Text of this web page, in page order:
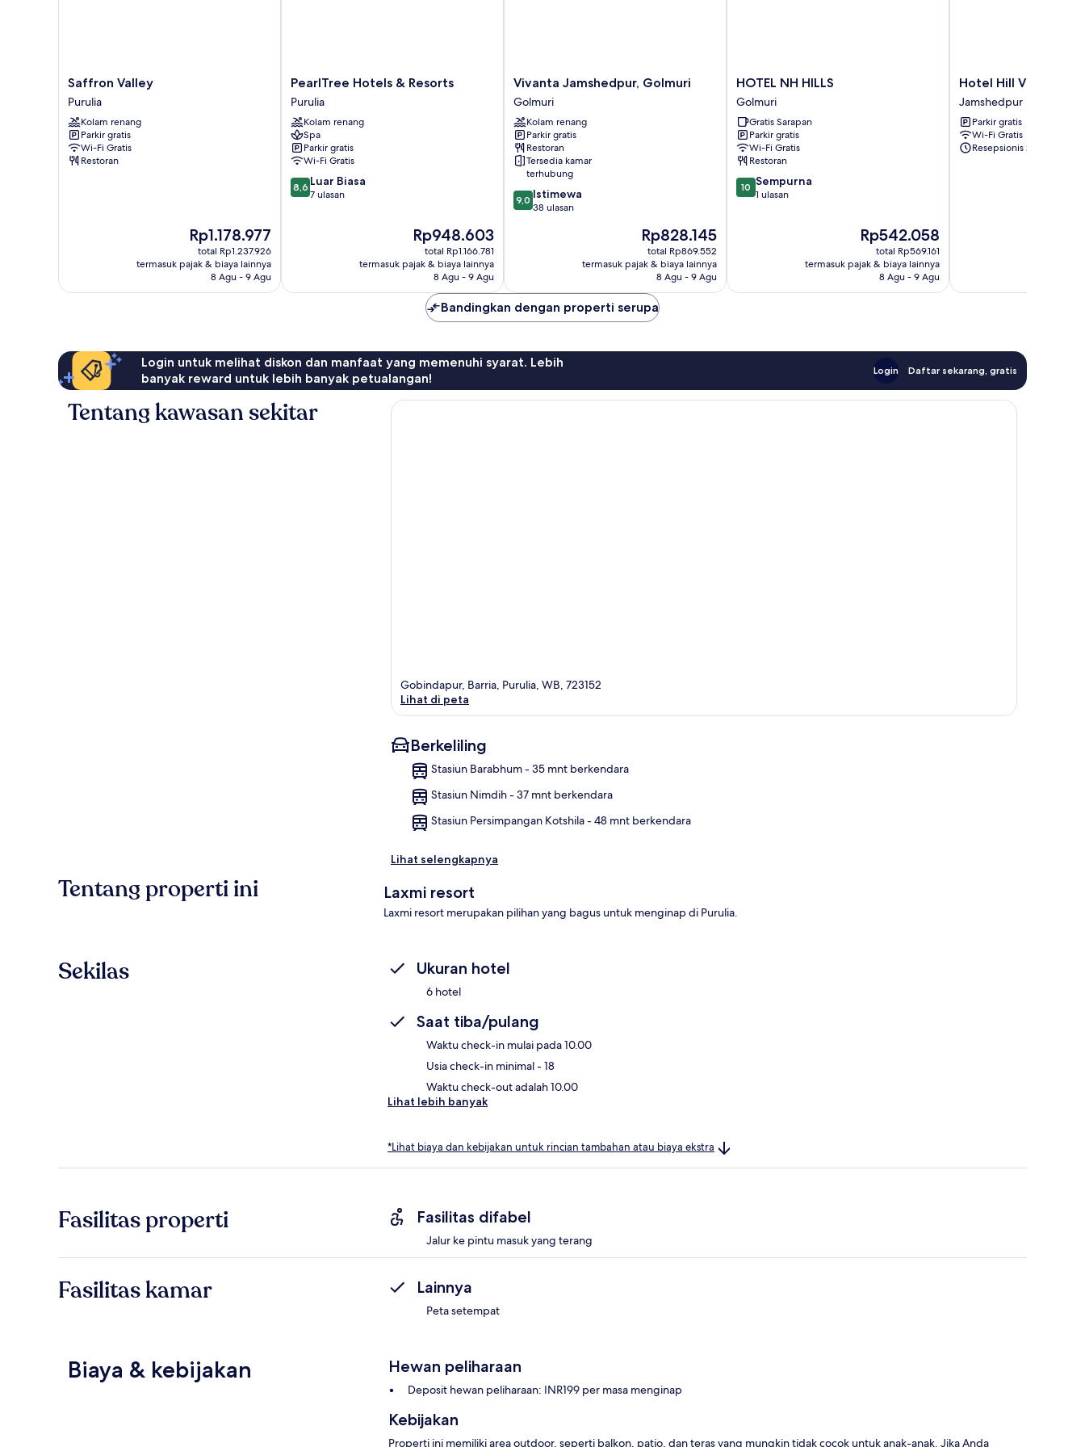
Saffron
Valley
Purulia
Saffron Valley
Purulia
Kolam renang
Parkir gratis
Wi-Fi Gratis
Restoran
Harga
sekarang
Rp1.178.977
Rp1.178.977
total Rp1.237.926
termasuk pajak & biaya lainnya
8 Agu - 9 Agu
PearlTree
Hotels
&
Resorts
Purulia
PearlTree Hotels & Resorts
Purulia
Kolam renang
Spa
Parkir gratis
Wi-Fi Gratis
8.6
dari
8,6 Luar Biasa
7 ulasan
Harga
sekarang
Rp948.603
Rp948.603
total Rp1.166.781
termasuk pajak & biaya lainnya
8 Agu - 9 Agu
Vivanta
Jamshedpur,
Golmuri
Golmuri
Vivanta Jamshedpur, Golmuri
Golmuri
Kolam renang
Parkir gratis
Restoran
Tersedia kamar
terhubung
9.0
dari
9,0 Istimewa
38 ulasan
Harga
sekarang
Rp828.145
Rp828.145
total Rp869.552
termasuk pajak & biaya lainnya
8 Agu - 9 Agu
HOTEL
NH
HILLS
Golmuri
HOTEL NH HILLS
Golmuri
Gratis Sarapan
Parkir gratis
Wi-Fi Gratis
Restoran
10.0
dari
10 Sempurna
1 ulasan
Harga
sekarang
Rp542.058
Rp542.058
total Rp569.161
termasuk pajak & biaya lainnya
8 Agu - 9 Agu
Hotel
Hill
View
Jamshedpur
Hotel Hill View
Jamshedpur
Parkir gratis
Wi-Fi Gratis
Resepsionis 24/7
Bandingkan dengan properti serupa
Login untuk melihat diskon dan manfaat yang memenuhi syarat. Lebih
banyak reward untuk lebih banyak petualangan!
Login Daftar sekarang, gratis
Tentang kawasan sekitar
Gobindapur, Barria, Purulia, WB, 723152
Lihat di peta
Berkeliling
Stasiun Barabhum - 35 mnt berkendara
Stasiun Nimdih - 37 mnt berkendara
Stasiun Persimpangan Kotshila - 48 mnt berkendara
Lihat selengkapnya
Tentang properti ini Laxmi resort
Laxmi resort merupakan pilihan yang bagus untuk menginap di Purulia.
Sekilas Ukuran hotel
6 hotel
Saat tiba/pulang
Waktu check-in mulai pada 10.00
Usia check-in minimal - 18
Waktu check-out adalah 10.00
Lihat lebih banyak
*Lihat biaya dan kebijakan untuk rincian tambahan atau biaya ekstra
Fasilitas properti Fasilitas difabel
Jalur ke pintu masuk yang terang
Fasilitas kamar Lainnya
Peta setempat
Biaya & kebijakan Hewan peliharaan
Deposit hewan peliharaan: INR199 per masa menginap
Kebijakan
Properti ini memiliki area outdoor, seperti balkon, patio, dan teras yang mungkin tidak cocok untuk anak-anak. Jika Anda